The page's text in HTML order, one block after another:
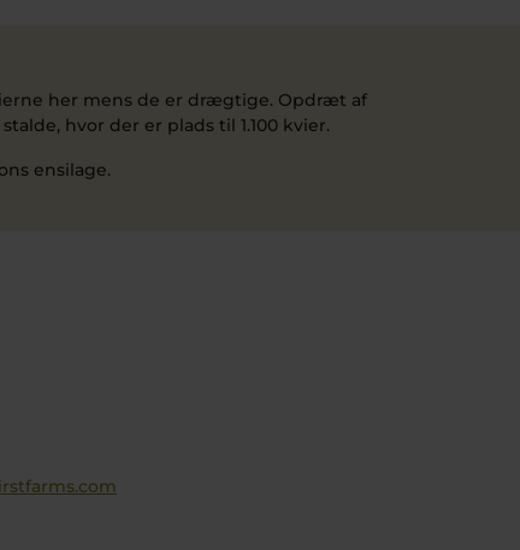
her mens de er drægtige. Opdræt af
hvor der er plads til 1.100 kvier.
ensilage.